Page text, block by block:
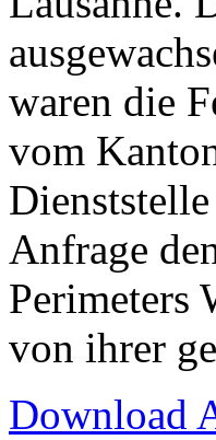
waren die
vom
Anfrage
Perimeters
von ihrer
Download